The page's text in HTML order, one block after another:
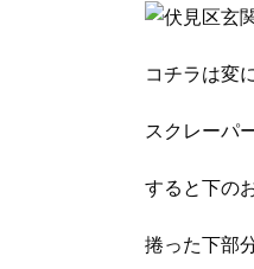
コチラは変
スクレーパ
すると下の
捲った下部